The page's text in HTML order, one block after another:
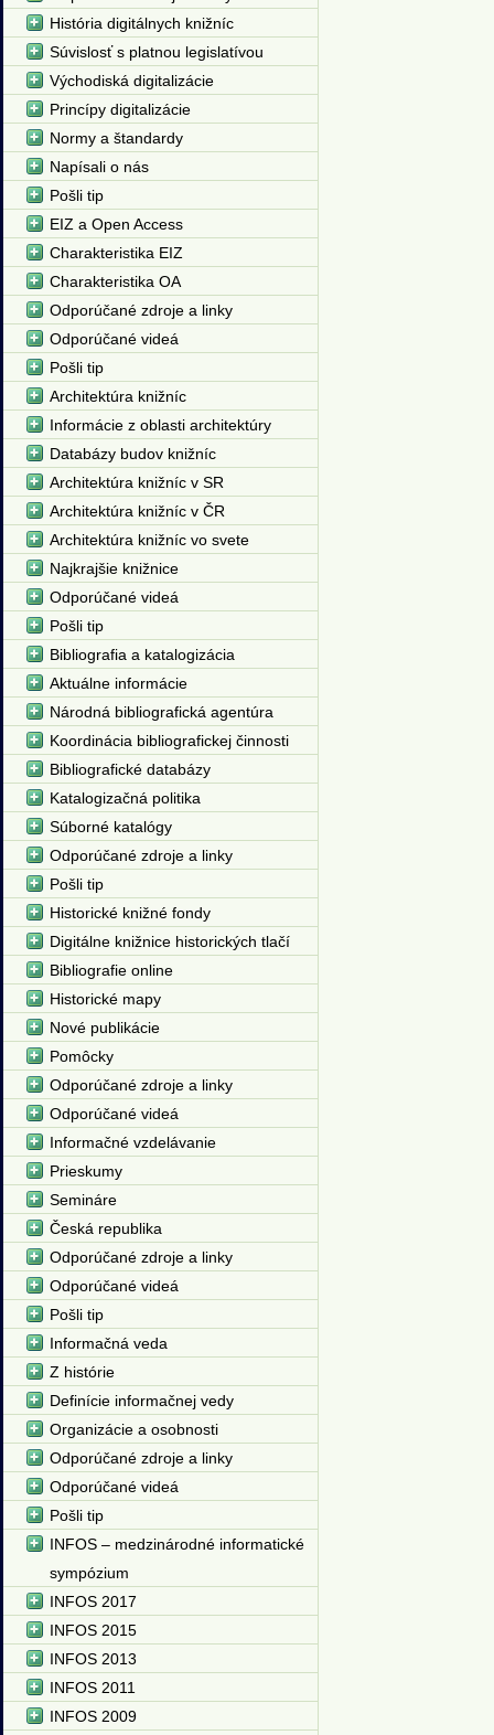
História digitálnych knižníc
Súvislosť s platnou legislatívou
Východiská digitalizácie
Princípy digitalizácie
Normy a štandardy
Napísali o nás
Pošli tip
EIZ a Open Access
Charakteristika EIZ
Charakteristika OA
Odporúčané zdroje a linky
Odporúčané videá
Pošli tip
Architektúra knižníc
Informácie z oblasti architektúry
Databázy budov knižníc
Architektúra knižníc v SR
Architektúra knižníc v ČR
Architektúra knižníc vo svete
Najkrajšie knižnice
Odporúčané videá
Pošli tip
Bibliografia a katalogizácia
Aktuálne informácie
Národná bibliografická agentúra
Koordinácia bibliografickej činnosti
Bibliografické databázy
Katalogizačná politika
Súborné katalógy
Odporúčané zdroje a linky
Pošli tip
Historické knižné fondy
Digitálne knižnice historických tlačí
Bibliografie online
Historické mapy
Nové publikácie
Pomôcky
Odporúčané zdroje a linky
Odporúčané videá
Informačné vzdelávanie
Prieskumy
Semináre
Česká republika
Odporúčané zdroje a linky
Odporúčané videá
Pošli tip
Informačná veda
Z histórie
Definície informačnej vedy
Organizácie a osobnosti
Odporúčané zdroje a linky
Odporúčané videá
Pošli tip
INFOS – medzinárodné informatické
sympózium
INFOS 2017
INFOS 2015
INFOS 2013
INFOS 2011
INFOS 2009